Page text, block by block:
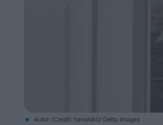
Autor: (Credit: hanohiki)/ Getty Images